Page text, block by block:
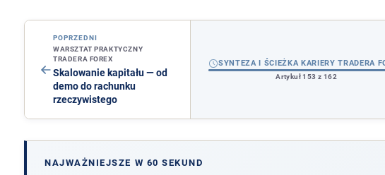
POPRZEDNI
WARSZTAT PRAKTYCZNY
TRADERA FOREX
Skalowanie kapitału — od
demo do rachunku
rzeczywistego
SYNTEZA I ŚCIEŻKA KARIERY TRADERA
Artykuł 153 z 162
NAJWAŻNIEJSZE W 60 SEKUND